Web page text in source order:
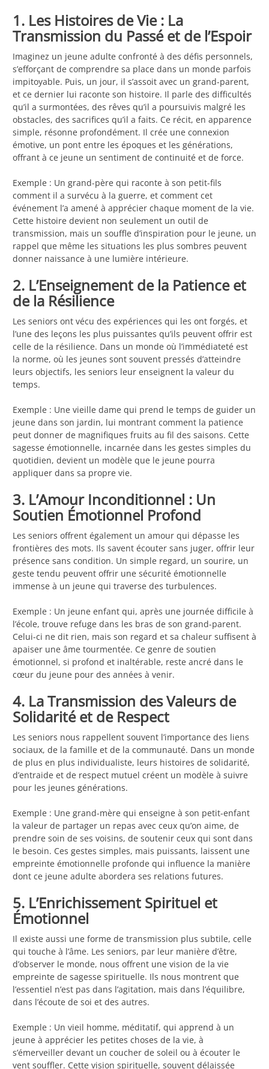
1. Les Histoires de Vie : La
Transmission du Passé et de l’Espoir
Imaginez un jeune adulte confronté à des défis personnels,
s’efforçant de comprendre sa place dans un monde parfois
impitoyable. Puis, un jour, il s’assoit avec un grand-parent,
et ce dernier lui raconte son histoire. Il parle des difficultés
qu’il a surmontées, des rêves qu’il a poursuivis malgré les
obstacles, des sacrifices qu’il a faits. Ce récit, en apparence
simple, résonne profondément. Il crée une connexion
émotive, un pont entre les époques et les générations,
offrant à ce jeune un sentiment de continuité et de force.
Exemple : Un grand-père qui raconte à son petit-fils
comment il a survécu à la guerre, et comment cet
événement l’a amené à apprécier chaque moment de la vie.
Cette histoire devient non seulement un outil de
transmission, mais un souffle d’inspiration pour le jeune, un
rappel que même les situations les plus sombres peuvent
donner naissance à une lumière intérieure.
2. L’Enseignement de la Patience et
de la Résilience
Les seniors ont vécu des expériences qui les ont forgés, et
l’une des leçons les plus puissantes qu’ils peuvent offrir est
celle de la résilience. Dans un monde où l’immédiateté est
la norme, où les jeunes sont souvent pressés d’atteindre
leurs objectifs, les seniors leur enseignent la valeur du
temps.
Exemple : Une vieille dame qui prend le temps de guider un
jeune dans son jardin, lui montrant comment la patience
peut donner de magnifiques fruits au fil des saisons. Cette
sagesse émotionnelle, incarnée dans les gestes simples du
quotidien, devient un modèle que le jeune pourra
appliquer dans sa propre vie.
3. L’Amour Inconditionnel : Un
Soutien Émotionnel Profond
Les seniors offrent également un amour qui dépasse les
frontières des mots. Ils savent écouter sans juger, offrir leur
présence sans condition. Un simple regard, un sourire, un
geste tendu peuvent offrir une sécurité émotionnelle
immense à un jeune qui traverse des turbulences.
Exemple : Un jeune enfant qui, après une journée difficile à
l’école, trouve refuge dans les bras de son grand-parent.
Celui-ci ne dit rien, mais son regard et sa chaleur suffisent à
apaiser une âme tourmentée. Ce genre de soutien
émotionnel, si profond et inaltérable, reste ancré dans le
cœur du jeune pour des années à venir.
4. La Transmission des Valeurs de
Solidarité et de Respect
Les seniors nous rappellent souvent l’importance des liens
sociaux, de la famille et de la communauté. Dans un monde
de plus en plus individualiste, leurs histoires de solidarité,
d’entraide et de respect mutuel créent un modèle à suivre
pour les jeunes générations.
Exemple : Une grand-mère qui enseigne à son petit-enfant
la valeur de partager un repas avec ceux qu’on aime, de
prendre soin de ses voisins, de soutenir ceux qui sont dans
le besoin. Ces gestes simples, mais puissants, laissent une
empreinte émotionnelle profonde qui influence la manière
dont ce jeune adulte abordera ses relations futures.
5. L’Enrichissement Spirituel et
Émotionnel
Il existe aussi une forme de transmission plus subtile, celle
qui touche à l’âme. Les seniors, par leur manière d’être,
d’observer le monde, nous offrent une vision de la vie
empreinte de sagesse spirituelle. Ils nous montrent que
l’essentiel n’est pas dans l’agitation, mais dans l’équilibre,
dans l’écoute de soi et des autres.
Exemple : Un vieil homme, méditatif, qui apprend à un
jeune à apprécier les petites choses de la vie, à
s’émerveiller devant un coucher de soleil ou à écouter le
vent souffler. Cette vision spirituelle, souvent délaissée